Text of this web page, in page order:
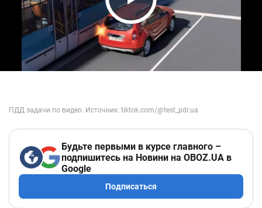
Play Video
Будьте первыми в курсе главного –
подпишитесь на Новини на OBOZ.UA в
Google
Подписаться